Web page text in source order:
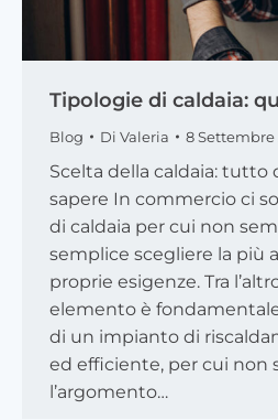
Tipologie di caldaia:
Blog Di Valeria 8 Settembre
Scelta della caldaia: tutto
sapere In commercio ci
di caldaia per cui non
semplice scegliere la più
proprie esigenze. Tra
elemento è
di un impianto di
ed efficiente, per cui non
l’argomento…